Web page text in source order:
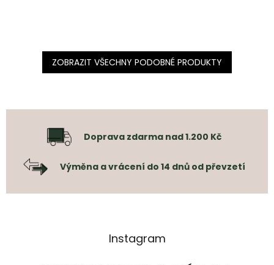
ZOBRAZIT VŠECHNY PODOBNÉ PRODUKTY
Doprava zdarma nad 1.200 Kč
Výměna a vrácení do 14 dnů od převzetí
Instagram